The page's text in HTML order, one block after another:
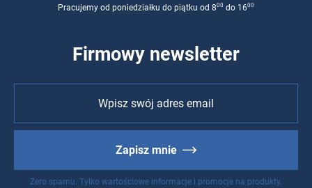
Pracujemy od poniedziałku do piątku od 800 do 1600
Firmowy newsletter
Zapisz mnie
Zero spamu. Tylko wartościowe informacje i promocje na produkty.